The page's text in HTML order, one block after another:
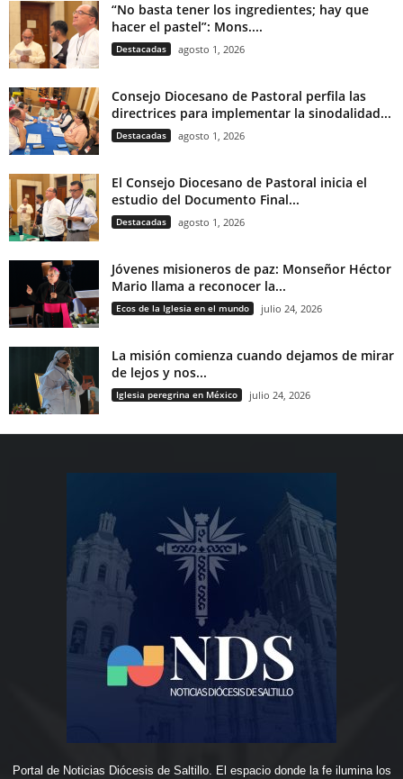
“No basta tener los ingredientes; hay que
hacer el pastel”: Mons....
Destacadas agosto 1, 2026
Consejo Diocesano de Pastoral perfila las
directrices para implementar la sinodalidad...
Destacadas agosto 1, 2026
El Consejo Diocesano de Pastoral inicia el
estudio del Documento Final...
Destacadas agosto 1, 2026
Jóvenes misioneros de paz: Monseñor Héctor
Mario llama a reconocer la...
Ecos de la Iglesia en el mundo julio 24, 2026
La misión comienza cuando dejamos de mirar
de lejos y nos...
Iglesia peregrina en México julio 24, 2026
Portal de Noticias Diócesis de Saltillo. El espacio donde la fe ilumina los